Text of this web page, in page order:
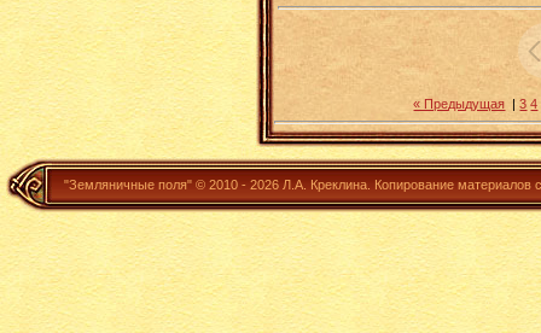
« Предыдущая |3 4
"Земляничные поля" © 2010 - 2026 Л.А. Креклина. Копирование материалов